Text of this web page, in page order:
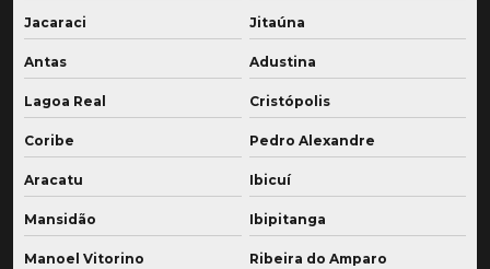
Jacaraci Jitaúna
Antas Adustina
Lagoa Real Cristópolis
Coribe Pedro Alexandre
Aracatu Ibicuí
Mansidão Ibipitanga
Manoel Vitorino Ribeira do Amparo